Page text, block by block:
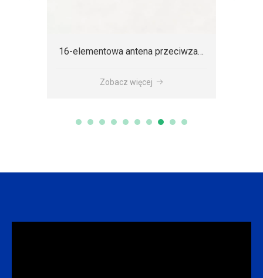
Podwójna, ośmioelementowa, wielopasmowa antena przeciwzakłóceniowa GNSS do dronów przemysłowych i rolniczych
Zobacz więcej